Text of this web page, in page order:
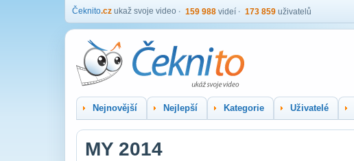
Čeknito.cz ukaž svoje video 159 988 videí 173 859 uživatelů
Nejnovější Nejlepší Kategorie Uživatelé
MY 2014